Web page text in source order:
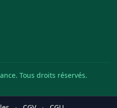
Tous droits réservés.